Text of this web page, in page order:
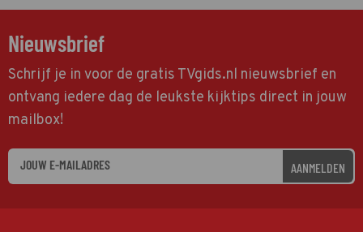
Nieuwsbrief
Schrijf je in voor de gratis TVgids.nl nieuwsbrief en
ontvang iedere dag de leukste kijktips direct in jouw
mailbox!
AANMELDEN